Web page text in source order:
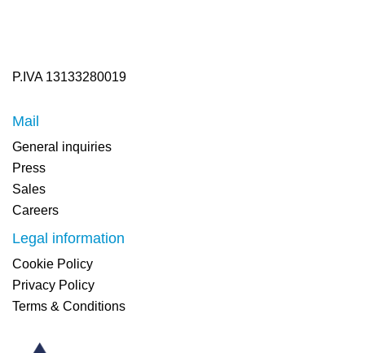
P.IVA 13133280019
Mail
General inquiries
Press
Sales
Careers
Legal information
Cookie Policy
Privacy Policy
Terms & Conditions